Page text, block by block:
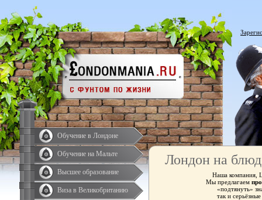
Обучение в Лондоне
Обучение на Мальте
Высшее образование
Виза в Великобританию
Лондон на
Наша компания,
Мы предлагаем
«подтянуть»
так и